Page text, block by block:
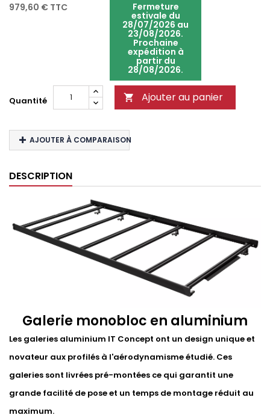
979,60 € TTC Fermeture
estivale du
28/07/2026 au
23/08/2026.
Prochaine
expédition à
partir du
28/08/2026.
Quantité  Ajouter au panier
AJOUTER À COMPARAISON
DESCRIPTION
Galerie monobloc en aluminium
Les galeries aluminium IT Concept ont un design unique et
novateur aux profilés à l'aérodynamisme étudié. Ces
galeries sont livrées pré-montées ce qui garantit une
grande facilité de pose et un temps de montage réduit au
maximum.